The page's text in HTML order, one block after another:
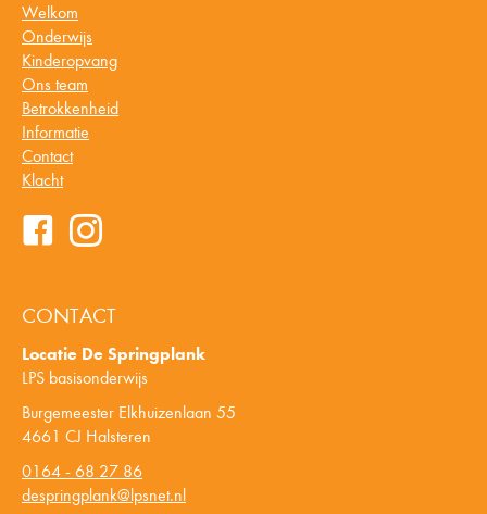
Welkom
Onderwijs
Kinderopvang
Ons team
Betrokkenheid
Informatie
Contact
Klacht
CONTACT
Locatie De Springplank
LPS basisonderwijs
Burgemeester Elkhuizenlaan 55
4661 CJ Halsteren
0164 - 68 27 86
despringplank@lpsnet.nl